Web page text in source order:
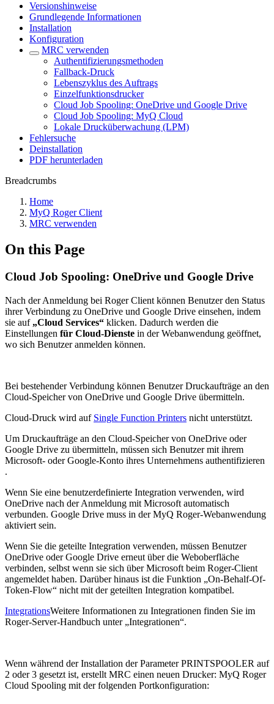
Versionshinweise
Grundlegende Informationen
Installation
Konfiguration
MRC verwenden
Authentifizierungsmethoden
Fallback-Druck
Lebenszyklus des Auftrags
Einzelfunktionsdrucker
Cloud Job Spooling: OneDrive und Google Drive
Cloud Job Spooling: MyQ Cloud
Lokale Drucküberwachung (LPM)
Fehlersuche
Deinstallation
PDF herunterladen
Breadcrumbs
Home
MyQ Roger Client
MRC verwenden
On this Page
Cloud Job Spooling: OneDrive und Google Drive
Nach der Anmeldung bei Roger Client können Benutzer den Status
ihrer Verbindung zu OneDrive und Google Drive einsehen, indem
sie auf „Cloud Services“ klicken. Dadurch werden die
Einstellungen für Cloud-Dienste in der Webanwendung geöffnet,
wo sich Benutzer anmelden können.
Bei bestehender Verbindung können Benutzer Druckaufträge an den
Cloud-Speicher von OneDrive und Google Drive übermitteln.
Cloud-Druck wird auf Single Function Printers nicht unterstützt.
Um Druckaufträge an den Cloud-Speicher von OneDrive oder
Google Drive zu übermitteln, müssen sich Benutzer mit ihrem
Microsoft- oder Google-Konto ihres Unternehmens authentifizieren
.
Wenn Sie eine benutzerdefinierte Integration verwenden, wird
OneDrive nach der Anmeldung mit Microsoft automatisch
verbunden. Google Drive muss in der MyQ Roger-Webanwendung
aktiviert sein.
Wenn Sie die geteilte Integration verwenden, müssen Benutzer
OneDrive oder Google Drive erneut über die Weboberfläche
verbinden, selbst wenn sie sich über Microsoft beim Roger-Client
angemeldet haben. Darüber hinaus ist die Funktion „On-Behalf-Of-
Token-Flow“ nicht mit der geteilten Integration kompatibel.
IntegrationsWeitere Informationen zu Integrationen finden Sie im
Roger-Server-Handbuch unter „Integrationen“.
Wenn während der Installation der Parameter PRINTSPOOLER auf
2 oder 3 gesetzt ist, erstellt MRC einen neuen Drucker: MyQ Roger
Cloud Spooling mit der folgenden Portkonfiguration: